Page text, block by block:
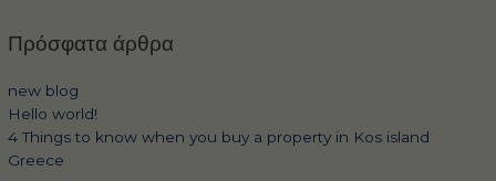
Πρόσφατα άρθρα
new blog
Hello world!
4 Things to know when you buy a property in Kos island
Greece